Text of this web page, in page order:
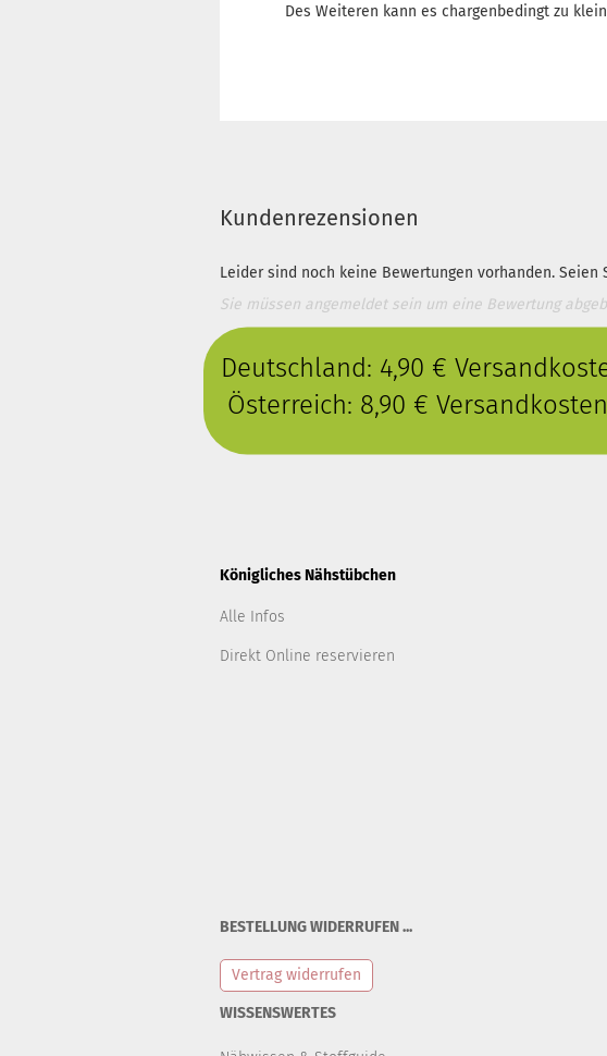
Des Weiteren kann es chargenbedingt zu
Kundenrezensionen
Leider sind noch keine Bewertungen vorhanden.
Sie müssen angemeldet sein um eine Bewertung
Deutschland: 4,90 €
Österreich: 8,90 €
Königliches Nähstübchen
Alle Infos
Direkt Online reservieren
BESTELLUNG WIDERRUFEN ...
Vertrag widerrufen
WISSENSWERTES